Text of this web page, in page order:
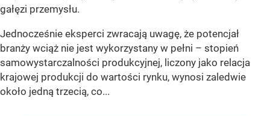
gałęzi przemysłu.
Jednocześnie eksperci zwracają uwagę, że potencjał
branży wciąż nie jest wykorzystany w pełni – stopień
samowystarczalności produkcyjnej, liczony jako relacja
krajowej produkcji do wartości rynku, wynosi zaledwie
około jedną trzecią, co...